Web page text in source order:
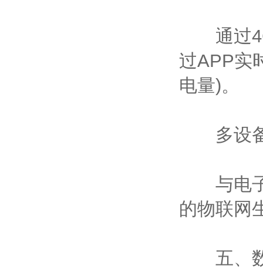
通过
过APP实
电量)。
多设备
与电子
的物联网
五、数